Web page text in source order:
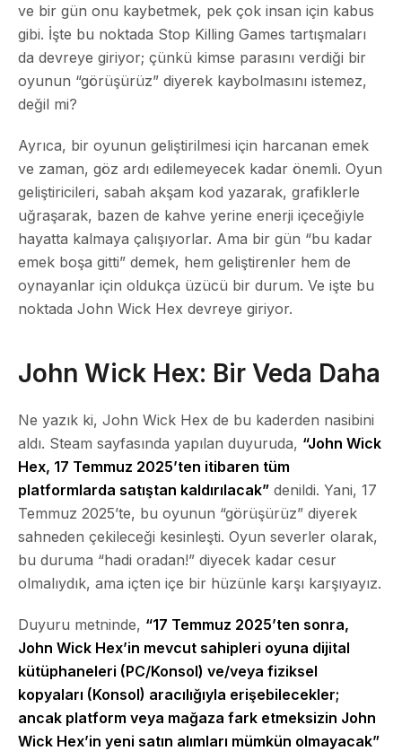
ve bir gün onu kaybetmek, pek çok insan için kabus
gibi. İşte bu noktada Stop Killing Games tartışmaları
da devreye giriyor; çünkü kimse parasını verdiği bir
oyunun “görüşürüz” diyerek kaybolmasını istemez,
değil mi?
Ayrıca, bir oyunun geliştirilmesi için harcanan emek
ve zaman, göz ardı edilemeyecek kadar önemli. Oyun
geliştiricileri, sabah akşam kod yazarak, grafiklerle
uğraşarak, bazen de kahve yerine enerji içeceğiyle
hayatta kalmaya çalışıyorlar. Ama bir gün “bu kadar
emek boşa gitti” demek, hem geliştirenler hem de
oynayanlar için oldukça üzücü bir durum. Ve işte bu
noktada John Wick Hex devreye giriyor.
John Wick Hex: Bir Veda Daha
Ne yazık ki, John Wick Hex de bu kaderden nasibini
aldı. Steam sayfasında yapılan duyuruda, “John Wick
Hex, 17 Temmuz 2025’ten itibaren tüm
platformlarda satıştan kaldırılacak” denildi. Yani, 17
Temmuz 2025’te, bu oyunun “görüşürüz” diyerek
sahneden çekileceği kesinleşti. Oyun severler olarak,
bu duruma “hadi oradan!” diyecek kadar cesur
olmalıydık, ama içten içe bir hüzünle karşı karşıyayız.
Duyuru metninde, “17 Temmuz 2025’ten sonra,
John Wick Hex’in mevcut sahipleri oyuna dijital
kütüphaneleri (PC/Konsol) ve/veya fiziksel
kopyaları (Konsol) aracılığıyla erişebilecekler;
ancak platform veya mağaza fark etmeksizin John
Wick Hex’in yeni satın alımları mümkün olmayacak”